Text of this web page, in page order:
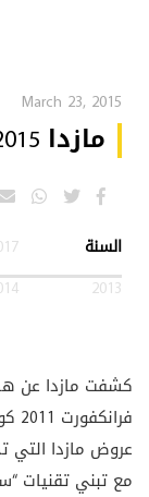
March 23, 2015
مازدا CX-5 - 2015
السنة
2013
كشفت مازدا عن
عروض مازدا التي
مع تبني تقنيات